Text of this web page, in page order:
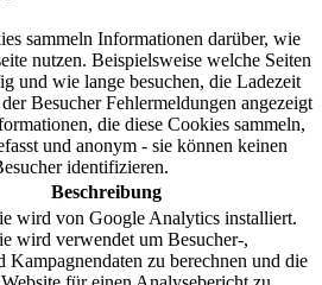
sammeln Informationen darüber, wie
nutzen. Beispielsweise welche Seiten
und wie lange besuchen, die Ladezeit
Besucher Fehlermeldungen angezeigt
die diese Cookies sammeln,
und anonym - sie können keinen
identifizieren.
Beschreibung
wird von Google Analytics installiert.
wird verwendet um Besucher-,
Kampagnendaten zu berechnen und die